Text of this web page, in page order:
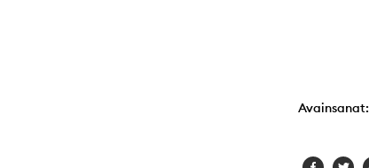
Avainsanat: